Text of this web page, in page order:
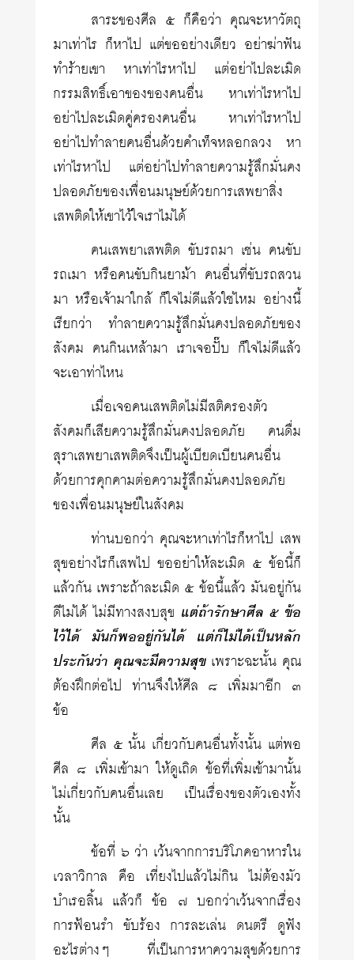
สาระของศีล ๕ ก็คือว่า คุณจะหาวัตถุ
มาเท่าไร ก็หาไป แต่ขออย่างเดียว อย่าฆ่าฟัน
ทำร้ายเขา หาเท่าไรหาไป แต่อย่าไปละเมิด
กรรมสิทธิ์เอาของของคนอื่น หาเท่าไรหาไป
อย่าไปละเมิดคู่ครองคนอื่น หาเท่าไรหาไป
อย่าไปทำลายคนอื่นด้วยคำเท็จหลอกลวง หา
เท่าไรหาไป แต่อย่าไปทำลายความรู้สึกมั่นคง
ปลอดภัยของเพื่อนมนุษย์ด้วยการเสพยาสิ่ง
เสพติดให้เขาไว้ใจเราไม่ได้
คนเสพยาเสพติด ขับรถมา เช่น คนขับ
รถเมา หรือคนขับกินยาม้า คนอื่นที่ขับรถสวน
มา หรือเจ้ามาใกล้ ก็ใจไม่ดีแล้วใช่ไหม อย่างนี้
เรียกว่า ทำลายความรู้สึกมั่นคงปลอดภัยของ
สังคม คนกินเหล้ามา เราเจอปั๊บ ก็ใจไม่ดีแล้ว
จะเอาท่าไหน
เมื่อเจอคนเสพติดไม่มีสติครองตัว
สังคมก็เสียความรู้สึกมั่นคงปลอดภัย คนดื่ม
สุราเสพยาเสพติดจึงเป็นผู้เบียดเบียนคนอื่น
ด้วยการคุกคามต่อความรู้สึกมั่นคงปลอดภัย
ของเพื่อนมนุษย์ในสังคม
ท่านบอกว่า คุณจะหาเท่าไรก็หาไป เสพ
สุขอย่างไรก็เสพไป ขออย่าให้ละเมิด ๕ ข้อนี้ก็
แล้วกัน เพราะถ้าละเมิด ๕ ข้อนี้แล้ว มันอยู่กัน
ดีไม่ได้ ไม่มีทางสงบสุข แต่ถ้ารักษาศีล ๕ ข้อ
ไว้ได้ มันก็พออยู่กันได้ แต่ก็ไม่ได้เป็นหลัก
ประกันว่า คุณจะมีความสุขเพราะฉะนั้น คุณ
ต้องฝึกต่อไป ท่านจึงให้ศีล ๘ เพิ่มมาอีก ๓
ข้อ
ศีล ๕ นั้น เกี่ยวกับคนอื่นทั้งนั้น แต่พอ
ศีล ๘ เพิ่มเข้ามา ให้ดูเถิด ข้อที่เพิ่มเข้ามานั้น
ไม่เกี่ยวกับคนอื่นเลย เป็นเรื่องของตัวเองทั้ง
นั้น
ข้อที่ ๖ ว่า เว้นจากการบริโภคอาหารใน
เวลาวิกาล คือ เที่ยงไปแล้วไม่กิน ไม่ต้องมัว
บำเรอลิ้น แล้วก็ ข้อ ๗ บอกว่าเว้นจากเรื่อง
การฟ้อนรำ ขับร้อง การละเล่น ดนตรี ดูฟัง
อะไรต่างๆ ที่เป็นการหาความสุขด้วยการ